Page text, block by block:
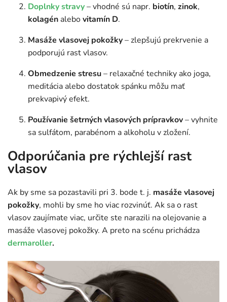
Doplnky stravy– vhodné sú napr. biotín, zinok,
kolagén alebovitamín D.
Masáže vlasovej pokožky– zlepšujú prekrvenie a
podporujú rast vlasov.
Obmedzenie stresu– relaxačné techniky ako joga,
meditácia alebo dostatok spánku môžu mať
prekvapivý efekt.
Používanie šetrných vlasových prípravkov– vyhnite
sa sulfátom, parabénom a alkoholu v zložení.
Odporúčania pre rýchlejší rast
vlasov
Ak by sme sa pozastavili pri 3. bode t. j. masáže vlasovej
pokožky, mohli by sme ho viac rozvinúť. Ak sa o rast
vlasov zaujímate viac, určite ste narazili na olejovanie a
masáže vlasovej pokožky. A preto na scénu prichádza
dermaroller.